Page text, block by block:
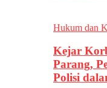
Hukum dan
Kejar
Parang,
Polisi